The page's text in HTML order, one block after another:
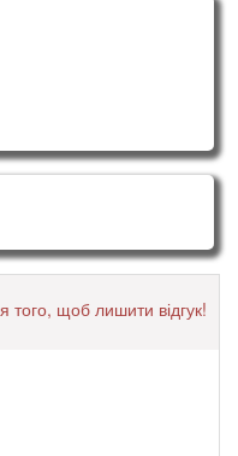
того, щоб лишити відгук!